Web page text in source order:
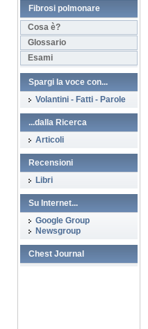
Fibrosi polmonare
Cosa è?
Glossario
Esami
Spargi la voce con...
Volantini - Fatti - Parole
...dalla Ricerca
Articoli
Recensioni
Libri
Su Internet...
Google Group
Newsgroup
Chest Journal